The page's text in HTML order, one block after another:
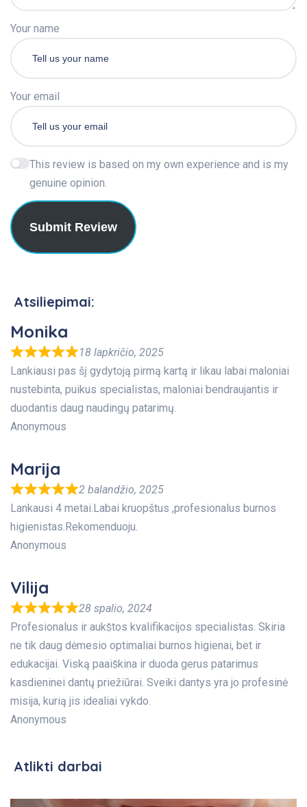
Your name
Your email
This review is based on my own experience and is my
genuine opinion.
Submit Review
Atsiliepimai:
Monika
18 lapkričio, 2025
Lankiausi pas šį gydytoją pirmą kartą ir likau labai maloniai
nustebinta, puikus specialistas, maloniai bendraujantis ir
duodantis daug naudingų patarimų.
Anonymous
Marija
2 balandžio, 2025
Lankausi 4 metai.Labai kruopštus ,profesionalus burnos
higienistas.Rekomenduoju.
Anonymous
Vilija
28 spalio, 2024
Profesionalus ir aukṣ̌tos kvalifikacijos specialistas. Skiria
ne tik daug dėmesio optimaliai burnos higienai, bet ir
edukacijai. Viską paaiṣ̌kina ir duoda gerus patarimus
kasdieninei dantų priežiūrai. Sveiki dantys yra jo profesinė
misija, kurią jis idealiai vykdo.
Anonymous
Atlikti darbai